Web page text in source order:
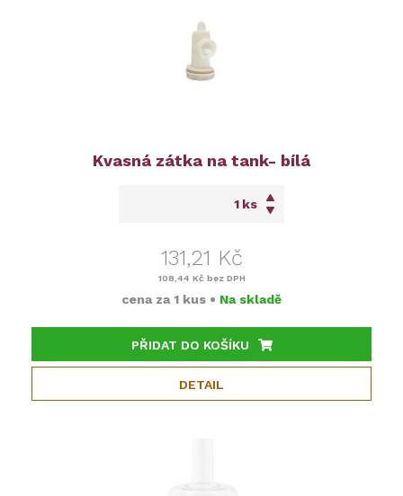
Kvasná zátka na tank- bílá
ks
131,21 Kč
108,44 Kč bez DPH
cena za 1 kus • Na skladě
PŘIDAT DO KOŠÍKU
DETAIL